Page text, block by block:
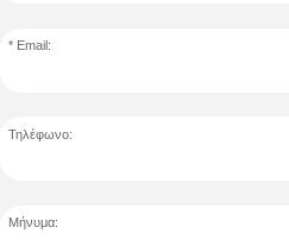
Email:
Τηλέφωνο:
Μήνυμα: